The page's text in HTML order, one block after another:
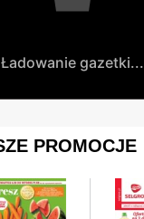
Ładowanie gazetki...